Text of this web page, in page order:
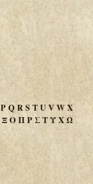
PQRS TUVWX
ΞΟΠΡΣΤΥΧΩ